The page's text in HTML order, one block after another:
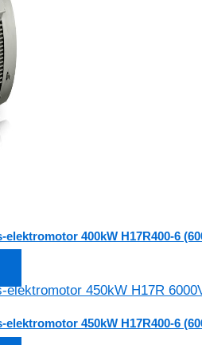
400kW H17R400-6
450kW H17R400-6